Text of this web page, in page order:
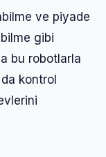
ve piyade
gibi
bu robotlarla
kontrol